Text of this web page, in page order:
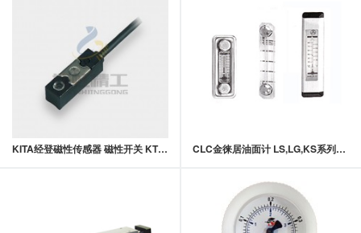
KITA经登磁性传感器 磁性开关 KT05系列 CLC金徕居油面计 LS,LG,KS系列油面计